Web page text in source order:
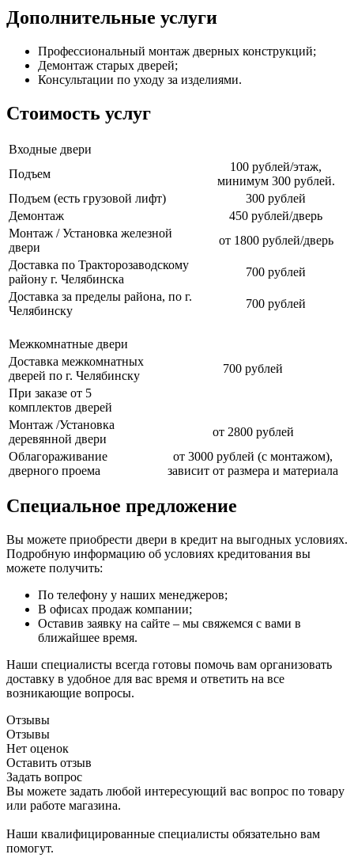
Дополнительные услуги
Профессиональный монтаж дверных конструкций;
Демонтаж старых дверей;
Консультации по уходу за изделиями.
Стоимость услуг
Входные двери
Подъем
100 рублей/этаж,
минимум 300 рублей.
Подъем (есть грузовой лифт)
300 рублей
Демонтаж
450 рублей/дверь
Монтаж / Установка железной
двери
от 1800 рублей/дверь
Доставка по Тракторозаводскому
району г. Челябинска
700 рублей
Доставка за пределы района, по г.
Челябинску
700 рублей
Межкомнатные двери
Доставка межкомнатных
дверей по г. Челябинску
700 рублей
При заказе от 5
комплектов дверей
Монтаж /Установка
деревянной двери
от 2800 рублей
Облагораживание
дверного проема
от 3000 рублей (с монтажом),
зависит от размера и материала
Специальное предложение
Вы можете приобрести двери в кредит на выгодных условиях.
Подробную информацию об условиях кредитования вы
можете получить:
По телефону у наших менеджеров;
В офисах продаж компании;
Оставив заявку на сайте – мы свяжемся с вами в
ближайшее время.
Наши специалисты всегда готовы помочь вам организовать
доставку в удобное для вас время и ответить на все
возникающие вопросы.
Отзывы
Отзывы
Нет оценок
Оставить отзыв
Задать вопрос
Вы можете задать любой интересующий вас вопрос по товару
или работе магазина.
Наши квалифицированные специалисты обязательно вам
помогут.